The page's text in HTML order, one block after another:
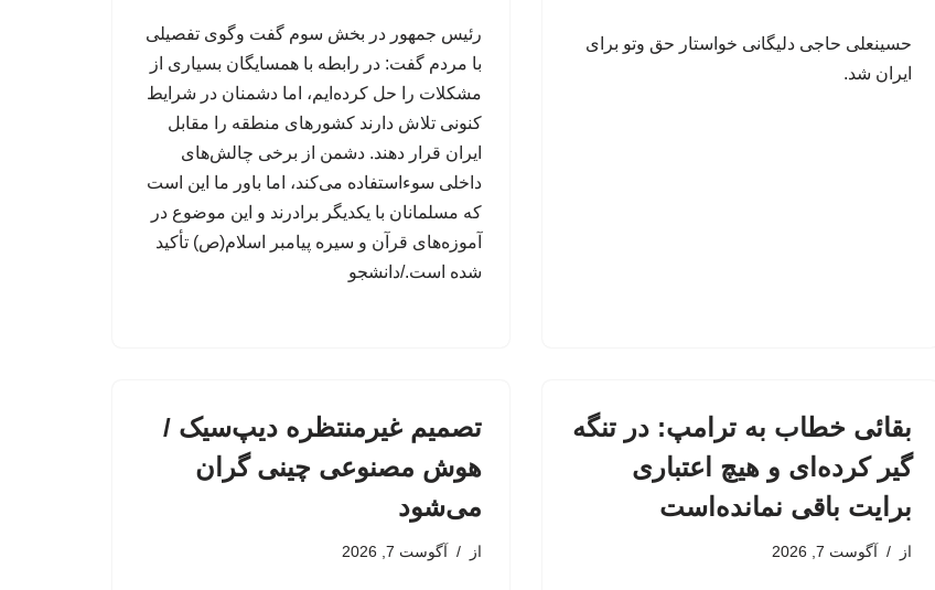
حسینعلی حاجی دلیگانی خواستار حق وتو برای
ایران شد.
رئیس جمهور در بخش سوم گفت وگوی تفصیلی
با مردم گفت: در رابطه با همسایگان بسیاری از
مشکلات را حل کرده‌ایم، اما دشمنان در شرایط
کنونی تلاش دارند کشورهای منطقه را مقابل
ایران قرار دهند. دشمن از برخی چالش‌های
داخلی سوءاستفاده می‌کند، اما باور ما این است
که مسلمانان با یکدیگر برادرند و این موضوع در
آموزه‌های قرآن و سیره پیامبر اسلام(ص) تأکید
شده است./دانشجو
بقائی خطاب به ترامپ: در تنگه
گیر کرده‌ای و هیچ اعتباری
برایت باقی نمانده‌است
از آگوست 7, 2026
تصمیم غیرمنتظره دیپ‌سیک /
هوش مصنوعی چینی گران
می‌شود
از آگوست 7, 2026